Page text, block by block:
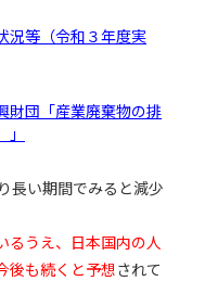
況等（令和３年度実
財団「産業廃棄物の排
長い期間でみると減少
るうえ、日本国内の人
後も続くと予想 されて